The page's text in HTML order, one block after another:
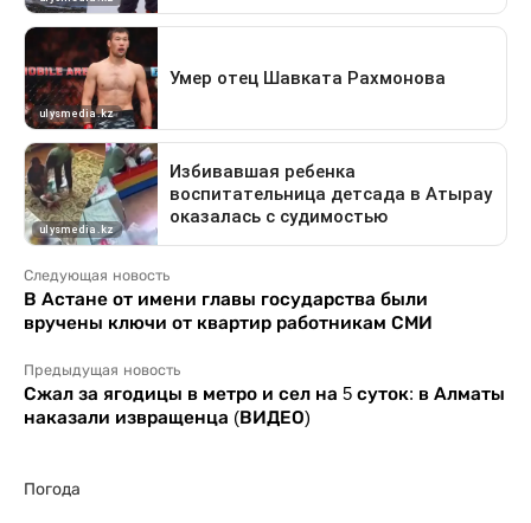
Следующая новость
В Астане от имени главы государства были
вручены ключи от квартир работникам СМИ
Предыдущая новость
Сжал за ягодицы в метро и сел на 5 суток: в Алматы
наказали извращенца (ВИДЕО)
Погода